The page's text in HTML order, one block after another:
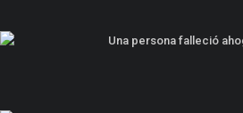
Una persona falleció